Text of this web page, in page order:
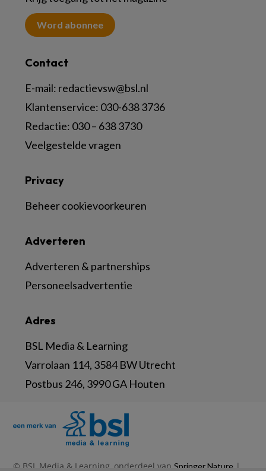
Word abonnee
Contact
E-mail: redactievsw@bsl.nl
Klantenservice: 030-638 3736
Redactie: 030 – 638 3730
Veelgestelde vragen
Adres
BSL Media & Learning
Varrolaan 114, 3584 BW Utrecht
Postbus 246, 3990 GA Houten
Adverteren
Adverteren & partnerships
Personeelsadvertentie
Privacy
Beheer cookievoorkeuren
© BSL Media & Learning, onderdeel van Springer Nature |